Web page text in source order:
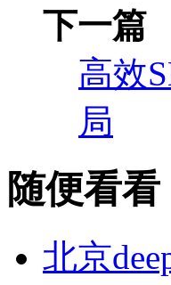
下一篇
高效
局
随便看看
北京